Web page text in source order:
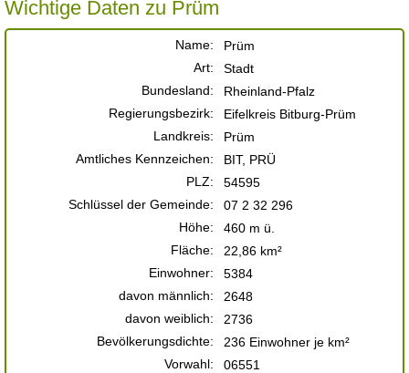
Wichtige Daten zu Prüm
Name:
Prüm
Art:
Stadt
Bundesland:
Rheinland-Pfalz
Regierungsbezirk:
Eifelkreis Bitburg-Prüm
Landkreis:
Prüm
Amtliches Kennzeichen:
BIT, PRÜ
PLZ:
54595
Schlüssel der Gemeinde:
07 2 32 296
Höhe:
460 m ü.
Fläche:
22,86 km²
Einwohner:
5384
davon männlich:
2648
davon weiblich:
2736
Bevölkerungsdichte:
236 Einwohner je km²
Vorwahl:
06551